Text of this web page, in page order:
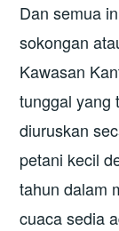
Dan semua
sokongan
Kawasan
tunggal yang
diuruskan
petani kecil
tahun dalam
cuaca sedia